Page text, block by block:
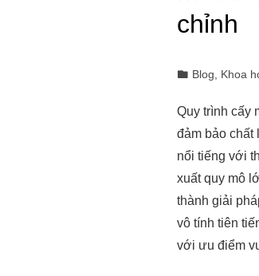
chỉnh
Blog, Khoa
Quy trình cấy
đảm bảo
nổi tiếng với
xuất quy mô
thành giải
vô tính tiên
với ưu điểm